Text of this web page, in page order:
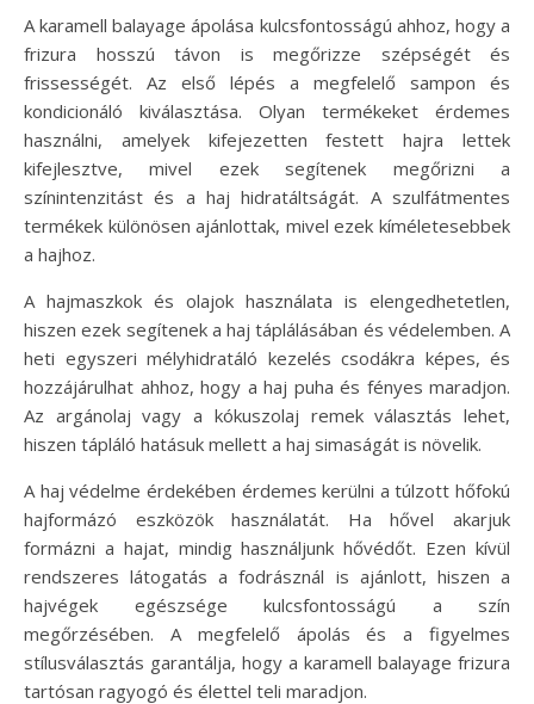
A karamell balayage ápolása kulcsfontosságú ahhoz, hogy a
frizura hosszú távon is megőrizze szépségét és
frissességét. Az első lépés a megfelelő sampon és
kondicionáló kiválasztása. Olyan termékeket érdemes
használni, amelyek kifejezetten festett hajra lettek
kifejlesztve, mivel ezek segítenek megőrizni a
színintenzitást és a haj hidratáltságát. A szulfátmentes
termékek különösen ajánlottak, mivel ezek kíméletesebbek
a hajhoz.
A hajmaszkok és olajok használata is elengedhetetlen,
hiszen ezek segítenek a haj táplálásában és védelemben. A
heti egyszeri mélyhidratáló kezelés csodákra képes, és
hozzájárulhat ahhoz, hogy a haj puha és fényes maradjon.
Az argánolaj vagy a kókuszolaj remek választás lehet,
hiszen tápláló hatásuk mellett a haj simaságát is növelik.
A haj védelme érdekében érdemes kerülni a túlzott hőfokú
hajformázó eszközök használatát. Ha hővel akarjuk
formázni a hajat, mindig használjunk hővédőt. Ezen kívül
rendszeres látogatás a fodrásznál is ajánlott, hiszen a
hajvégek egészsége kulcsfontosságú a szín
megőrzésében. A megfelelő ápolás és a figyelmes
stílusválasztás garantálja, hogy a karamell balayage frizura
tartósan ragyogó és élettel teli maradjon.